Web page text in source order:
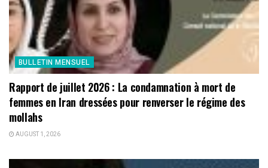
BULLETIN MENSUEL
Rapport de juillet 2026 : La condamnation à mort de
femmes en Iran dressées pour renverser le régime des
mollahs
AUGUST 1, 2026